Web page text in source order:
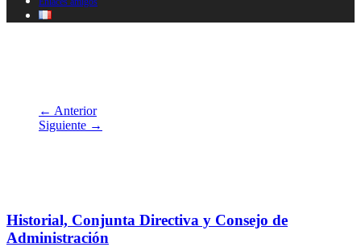
← Anterior
Siguiente →
Historial, Conjunta Directiva y Consejo de
Administración